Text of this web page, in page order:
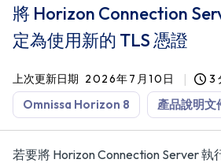
將 Horizon Connection
定為使用新的 TLS 憑證
上次更新日期 2026年7月10日 3
Omnissa Horizon 8 產品說明文
若要將 Horizon Connection Server 執